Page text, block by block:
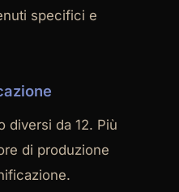
specifici e
diversi da 12. Più
di produzione